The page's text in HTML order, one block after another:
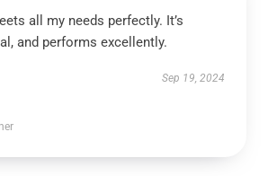
all my needs perfectly. It’s
and performs excellently.
Sep 19, 2024